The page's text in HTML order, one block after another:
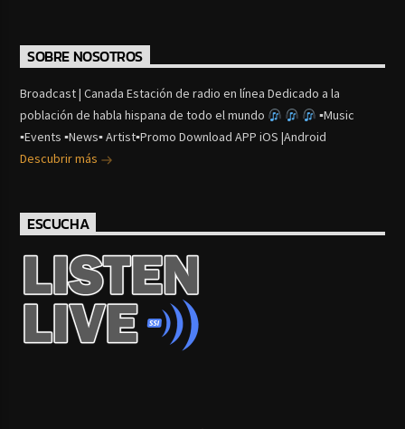
SOBRE NOSOTROS
Broadcast | Canada Estación de radio en línea Dedicado a la
población de habla hispana de todo el mundo
▪Music
▪Events ▪News▪ Artist▪Promo Download APP iOS |Android
Descubrir más
ESCUCHA